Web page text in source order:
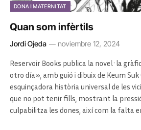
DONA I MATERNITAT
Quan som infèrtils
Jordi Ojeda noviembre 12, 2024
Reservoir Books publica la novel·la
otro día», amb guió i dibuix de Keum
esquinçadora història universal de les
que no pot tenir fills, mostrant la
culpabilitza les dones, així com la falta